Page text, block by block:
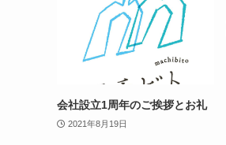
会社設立1周年のご挨拶とお礼
2021年8月19日